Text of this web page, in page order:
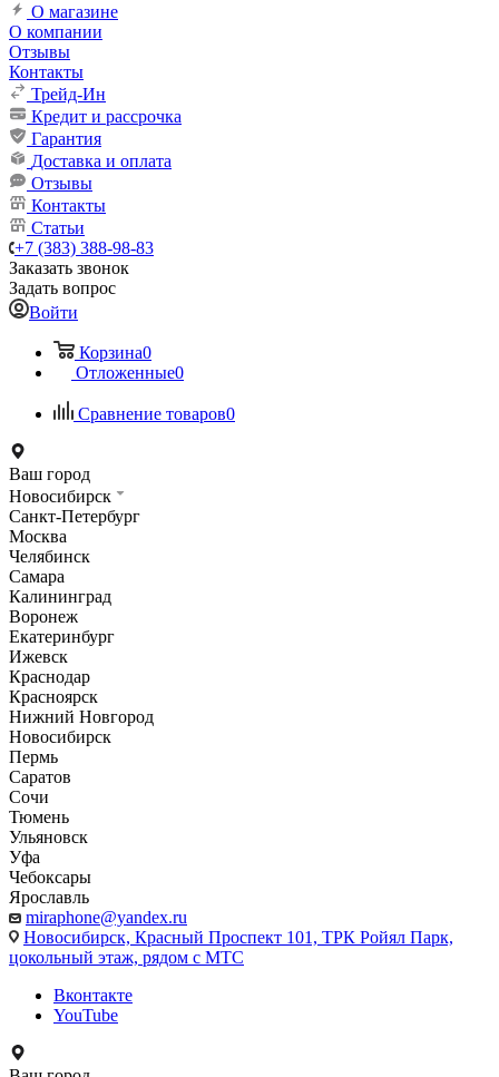
О магазине
О компании
Отзывы
Контакты
Трейд-Ин
Кредит и рассрочка
Гарантия
Доставка и оплата
Отзывы
Контакты
Статьи
+7 (383) 388-98-83
Заказать звонок
Задать вопрос
Войти
Корзина0
Отложенные0
Сравнение товаров0
Ваш город
Новосибирск
Санкт-Петербург
Москва
Челябинск
Самара
Калининград
Воронеж
Екатеринбург
Ижевск
Краснодар
Красноярск
Нижний Новгород
Новосибирск
Пермь
Саратов
Сочи
Тюмень
Ульяновск
Уфа
Чебоксары
Ярославль
miraphone@yandex.ru
Новосибирск, Красный Проспект 101, ТРК Ройял Парк,
цокольный этаж, рядом с МТС
Вконтакте
YouTube